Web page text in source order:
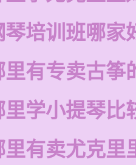
琴培训班哪家
里有专卖古筝
里学小提琴比
里有卖尤克里